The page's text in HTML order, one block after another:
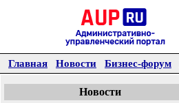
Главная Новости Бизнес-форум
Новости